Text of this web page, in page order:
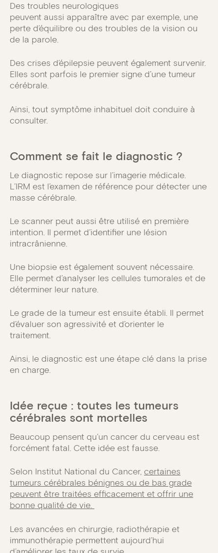
Des troubles neurologiques
peuvent aussi apparaître avec par exemple, une
perte d’équilibre ou des troubles de la vision ou
de la parole.
Des crises d’épilepsie peuvent également survenir.
Elles sont parfois le premier signe d’une tumeur
cérébrale.
Ainsi, tout symptôme inhabituel doit conduire à
consulter.
Comment se fait le diagnostic ?
Le diagnostic repose sur l’imagerie médicale.
L’IRM est l’examen de référence pour détecter une
masse cérébrale.
Le scanner peut aussi être utilisé en première
intention. Il permet d’identifier une lésion
intracrânienne.
Une biopsie est également souvent nécessaire.
Elle permet d’analyser les cellules tumorales et de
déterminer leur nature.
Le grade de la tumeur est ensuite établi. Il permet
d’évaluer son agressivité et d’orienter le
traitement.
Ainsi, le diagnostic est une étape clé dans la prise
en charge.
Idée reçue : toutes les tumeurs
cérébrales sont mortelles
Beaucoup pensent qu’un cancer du cerveau est
forcément fatal. Cette idée est fausse.
Selon Institut National du Cancer, certaines
tumeurs cérébrales bénignes ou de bas grade
peuvent être traitées efficacement et offrir une
bonne qualité de vie.
Les avancées en chirurgie, radiothérapie et
immunothérapie permettent aujourd’hui